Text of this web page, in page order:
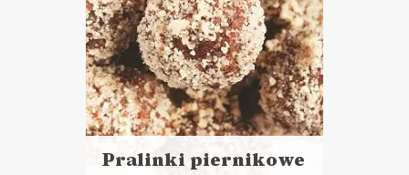
Pralinki piernikowe